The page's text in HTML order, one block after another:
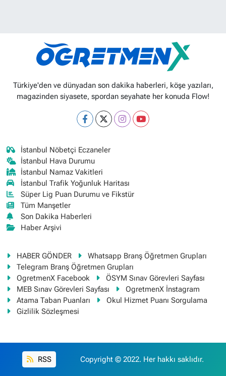
Türkiye'den ve dünyadan son dakika haberleri, köşe yazıları,
magazinden siyasete, spordan seyahate her konuda Flow!
İstanbul Nöbetçi Eczaneler
İstanbul Hava Durumu
İstanbul Namaz Vakitleri
İstanbul Trafik Yoğunluk Haritası
Süper Lig Puan Durumu ve Fikstür
Tüm Manşetler
Son Dakika Haberleri
Haber Arşivi
HABER GÖNDER
Whatsapp Branş Öğretmen Grupları
Telegram Branş Öğretmen Grupları
OgretmenX Facebook
ÖSYM Sınav Görevleri Sayfası
MEB Sınav Görevleri Sayfası
OgretmenX İnstagram
Atama Taban Puanları
Okul Hizmet Puanı Sorgulama
Gizlilik Sözleşmesi
RSS Copyright © 2022. Her hakkı saklıdır.